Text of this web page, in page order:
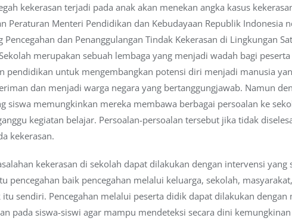
kekerasan terjadi pada anak akan menekan angka kasus
Peraturan Menteri Pendidikan dan Kebudayaan Republik Indonesia
Pencegahan dan Penanggulangan Tindak Kekerasan di Lingkungan
merupakan sebuah lembaga yang menjadi wadah bagi
pendidikan untuk mengembangkan potensi diri menjadi manusia
dan menjadi warga negara yang bertanggungjawab. Namun
siswa memungkinkan mereka membawa berbagai persoalan ke
kegiatan belajar. Persoalan-persoalan tersebut jika tidak
kekerasan.
kekerasan di sekolah dapat dilakukan dengan intervensi yang
pencegahan baik pencegahan melalui keluarga, sekolah,
itu sendiri. Pencegahan melalui peserta didik dapat dilakukan dengan
pada siswa-siswi agar mampu mendeteksi secara dini